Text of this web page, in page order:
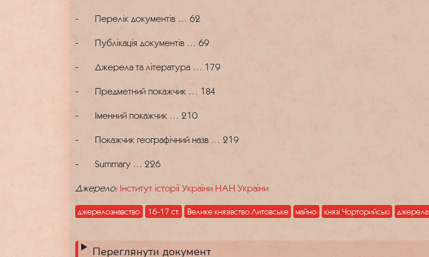
- Перелік документів … 62
- Публікація документів … 69
- Джерела та література … 179
- Предметний покажчик … 184
- Іменний покажчик … 210
- Покажчик географічний назв … 219
- Summary … 226
Джерело: Інститут історії України НАН України
джерелознавство 16-17 ст. Велике князівство Литовське майно князі Чорторийські джерела
Переглянути документ